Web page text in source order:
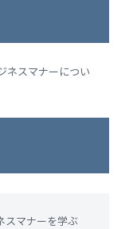
ネスマナーについ
スマナーを学ぶ